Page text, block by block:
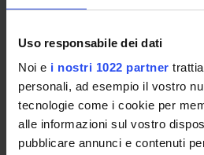
Uso responsabile dei dati
Noi e i nostri 1022 partner
personali, ad esempio il vostro
tecnologie come i cookie per
alle informazioni sul vostro
pubblicare annunci e contenuti
Archaeology, archaeometry,
SECTIONS
Scienze dell'antichità